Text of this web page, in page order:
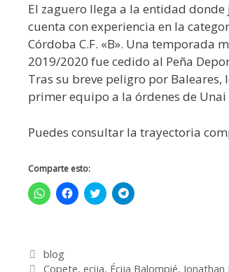
El zaguero llega a la entidad
cuenta con experiencia en la
Córdoba C.F. «B». Una temporada
2019/2020 fue cedido al Peña
Tras su breve peligro por
primer equipo a la órdenes de Unai
Puedes consultar la trayectoria
Comparte esto:
H
a
p
a
H
a
a
H
a
a
H
a
a
blog
Copete, ecija, Écija Balompié, Jonathan